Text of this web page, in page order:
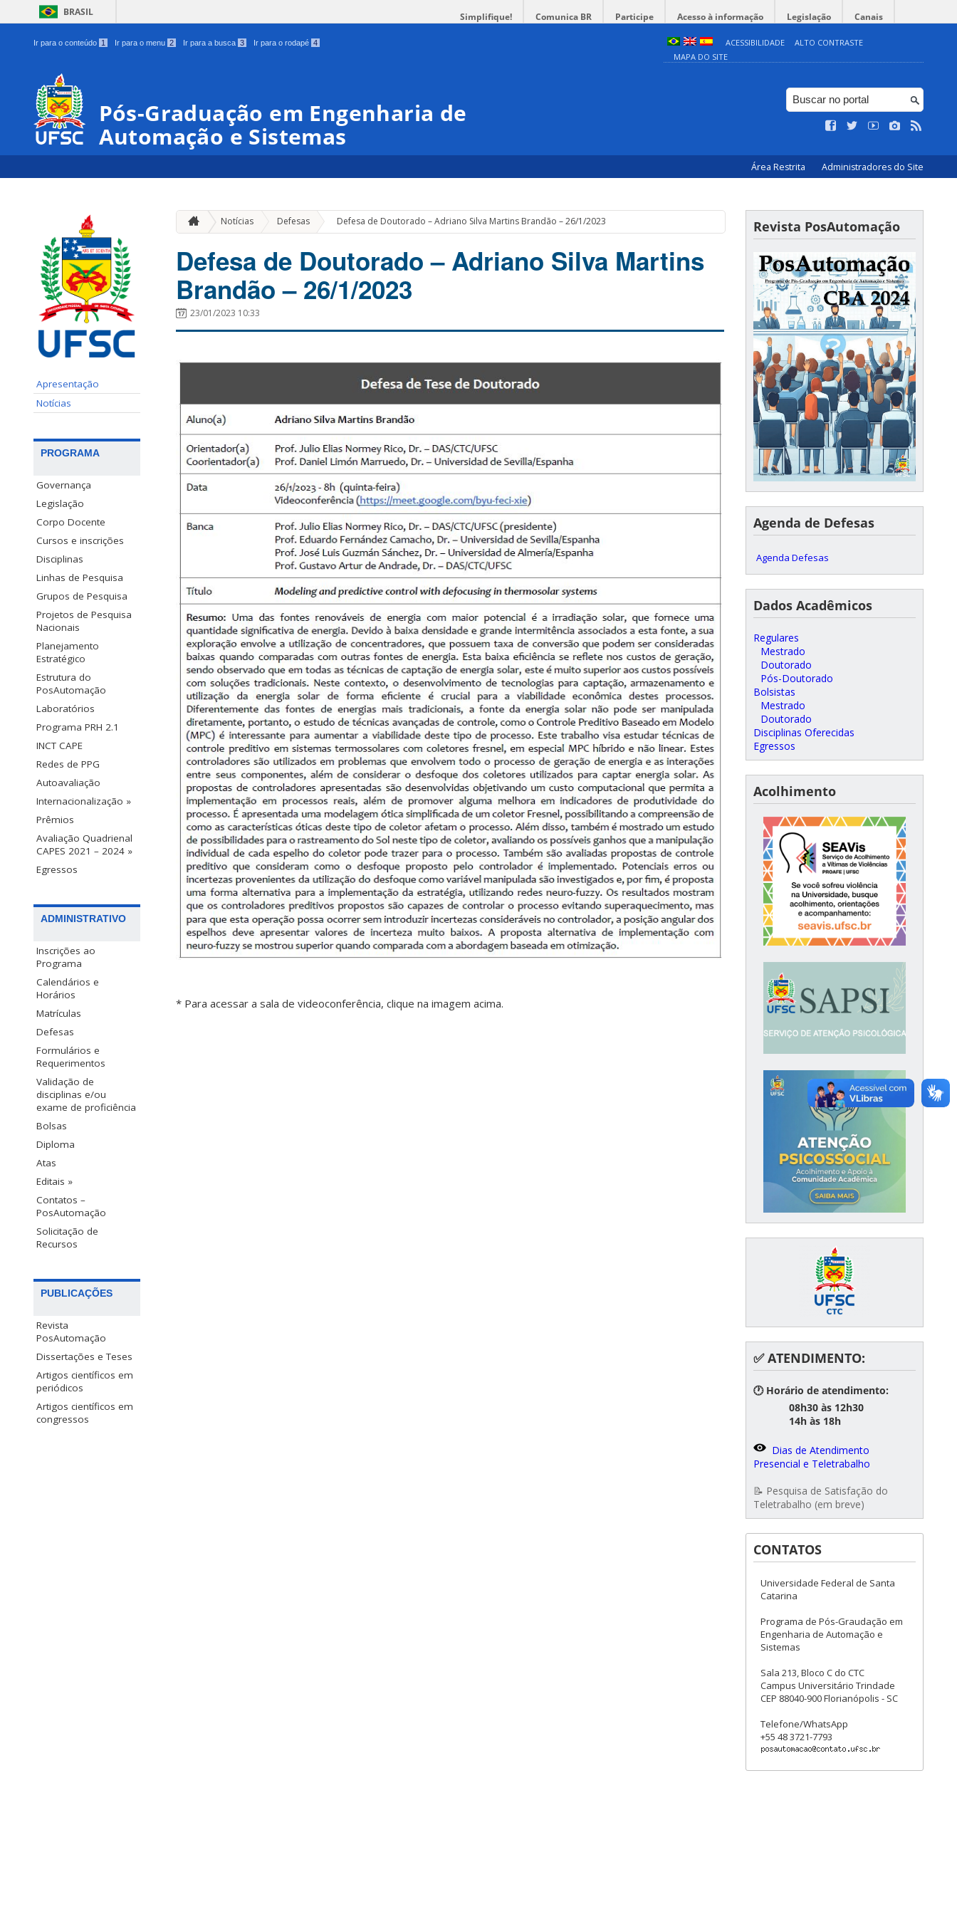
BRASIL Simplifique! Comunica BR Participe Acesso à informação Legislação Canais
Ir para o conteúdo 1 Ir para o menu 2 Ir para a busca 3 Ir para o rodapé 4 ACESSIBILIDADE
ALTO CONTRASTE
MAPA DO SITE
Pós-Graduação em Engenharia de
Automação e Sistemas
Área Restrita Administradores do Site
Apresentação
Notícias
PROGRAMA
Governança
Legislação
Corpo Docente
Cursos e inscrições
Disciplinas
Linhas de Pesquisa
Grupos de Pesquisa
Projetos de Pesquisa
Nacionais
Planejamento
Estratégico
Estrutura do
PosAutomação
Laboratórios
Programa PRH 2.1
INCT CAPE
Redes de PPG
Autoavaliação
Internacionalização »
Prêmios
Avaliação Quadrienal
CAPES 2021 – 2024 »
Egressos
ADMINISTRATIVO
Inscrições ao
Programa
Calendários e
Horários
Matrículas
Defesas
Formulários e
Requerimentos
Validação de
disciplinas e/ou
exame de proficiência
Bolsas
Diploma
Atas
Editais »
Contatos –
PosAutomação
Solicitação de
Recursos
PUBLICAÇÕES
Revista
PosAutomação
Dissertações e Teses
Artigos científicos em
periódicos
Artigos científicos em
congressos
Notícias Defesas » Defesa de Doutorado – Adriano Silva Martins Brandão – 26/1/2023
Defesa de Doutorado – Adriano Silva Martins
Brandão – 26/1/2023
23/01/2023 10:33
* Para acessar a sala de videoconferência, clique na imagem acima.
Revista PosAutomação
Agenda de Defesas
Agenda Defesas
Dados Acadêmicos
Regulares
Mestrado
Doutorado
Pós-Doutorado
Bolsistas
Mestrado
Doutorado
Disciplinas Oferecidas
Egressos
Acolhimento
✅ ATENDIMENTO:
🕐 Horário de atendimento:
08h30 às 12h30
14h às 18h
Dias de Atendimento
Presencial e Teletrabalho
📝 Pesquisa de Satisfação do
Teletrabalho (em breve)
CONTATOS
Universidade Federal de Santa
Catarina
Programa de Pós-Graudação em
Engenharia de Automação e
Sistemas
Sala 213, Bloco C do CTC
Campus Universitário Trindade
CEP 88040-900 Florianópolis - SC
Telefone/WhatsApp
+55 48 3721-7793